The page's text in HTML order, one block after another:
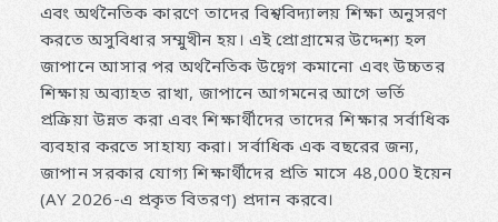
এবং অর্থনৈতিক কারণে তাদের বিশ্ববিদ্যালয় শিক্ষা অনুসরণ
করতে অসুবিধার সম্মুখীন হয়। এই প্রোগ্রামের উদ্দেশ্য হল
জাপানে আসার পর অর্থনৈতিক উদ্বেগ কমানো এবং উচ্চতর
শিক্ষায় অব্যাহত রাখা, জাপানে আগমনের আগে ভর্তি
প্রক্রিয়া উন্নত করা এবং শিক্ষার্থীদের তাদের শিক্ষার সর্বাধিক
ব্যবহার করতে সাহায্য করা। সর্বাধিক এক বছরের জন্য,
জাপান সরকার যোগ্য শিক্ষার্থীদের প্রতি মাসে 48,000 ইয়েন
(AY 2026-এ প্রকৃত বিতরণ) প্রদান করবে।